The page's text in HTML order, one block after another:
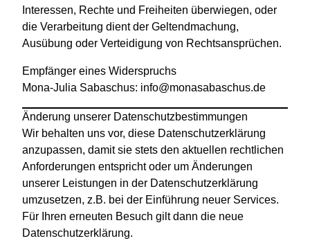
Interessen, Rechte und Freiheiten überwiegen, oder
die Verarbeitung dient der Geltendmachung,
Ausübung oder Verteidigung von Rechtsansprüchen.
Empfänger eines Widerspruchs
Mona-Julia Sabaschus: info@monasabaschus.de
Änderung unserer Datenschutzbestimmungen
Wir behalten uns vor, diese Datenschutzerklärung
anzupassen, damit sie stets den aktuellen rechtlichen
Anforderungen entspricht oder um Änderungen
unserer Leistungen in der Datenschutzerklärung
umzusetzen, z.B. bei der Einführung neuer Services.
Für Ihren erneuten Besuch gilt dann die neue
Datenschutzerklärung.